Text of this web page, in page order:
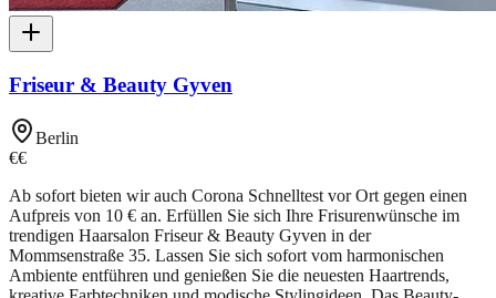
Friseur & Beauty Gyven
Berlin
€€
Ab sofort bieten wir auch Corona Schnelltest vor Ort gegen einen
Aufpreis von 10 ‎€ an. Erfüllen Sie sich Ihre Frisurenwünsche im
trendigen Haarsalon Friseur & Beauty Gyven in der
Mommsenstraße 35. Lassen Sie sich sofort vom harmonischen
Ambiente entführen und genießen Sie die neuesten Haartrends,